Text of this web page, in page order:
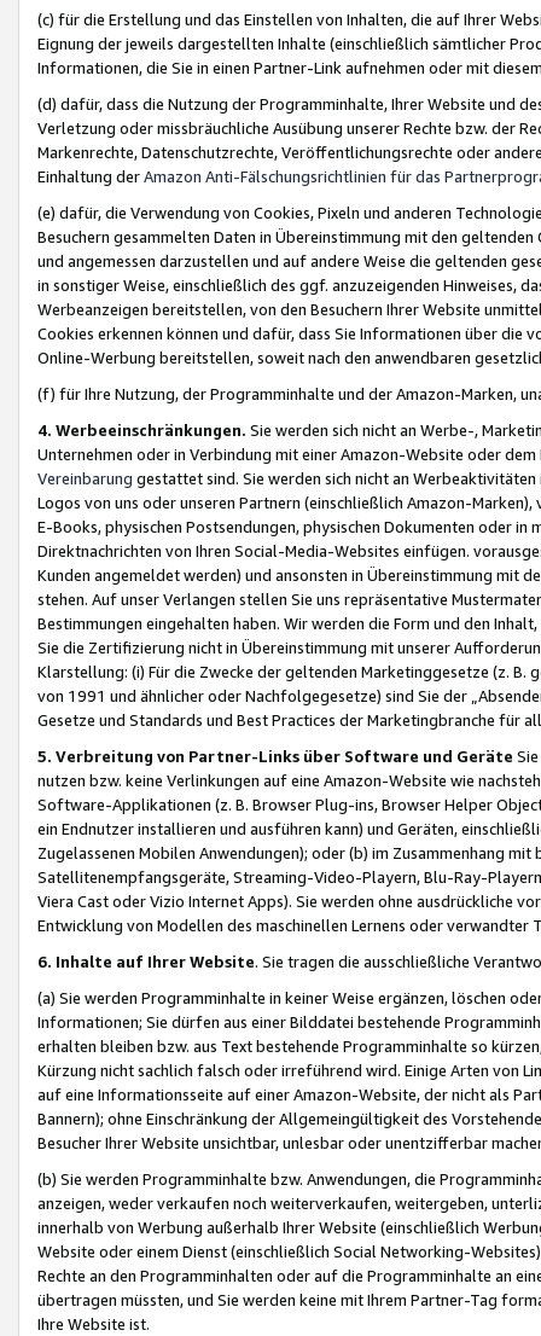
(c) für die Erstellung und das Einstellen von Inhalten, die auf Ihrer
Eignung der jeweils dargestellten Inhalte (einschließlich sämtlicher
Informationen, die Sie in einen Partner-Link aufnehmen oder mit
(d) dafür, dass die Nutzung der Programminhalte, Ihrer Website und
Verletzung oder missbräuchliche Ausübung unserer Rechte bzw. der
Markenrechte, Datenschutzrechte, Veröffentlichungsrechte oder
Einhaltung derAmazon Anti-Fälschungsrichtlinien für das
(e) dafür, die Verwendung von Cookies, Pixeln und anderen
Besuchern gesammelten Daten in Übereinstimmung mit den
und angemessen darzustellen und auf andere Weise die geltenden
in sonstiger Weise, einschließlich des ggf. anzuzeigenden Hinweises,
Werbeanzeigen bereitstellen, von den Besuchern Ihrer Website
Cookies erkennen können und dafür, dass Sie Informationen über die
Online-Werbung bereitstellen, soweit nach den anwendbaren
(f) für Ihre Nutzung, der Programminhalte und der Amazon-Marken,
4. Werbeeinschränkungen. Sie werden sich nicht an Werbe-,
Unternehmen oder in Verbindung mit einer Amazon-Website oder
Vereinbarung gestattet sind. Sie werden sich nicht an
Logos von uns oder unseren Partnern (einschließlich Amazon-
E-Books, physischen Postsendungen, physischen Dokumenten oder in
Direktnachrichten von Ihren Social-Media-Websites einfügen.
Kunden angemeldet werden) und ansonsten in Übereinstimmung mit
stehen. Auf unser Verlangen stellen Sie uns repräsentative
Bestimmungen eingehalten haben. Wir werden die Form und den
Sie die Zertifizierung nicht in Übereinstimmung mit unserer
Klarstellung: (i) Für die Zwecke der geltenden Marketinggesetze (z. B.
von 1991 und ähnlicher oder Nachfolgegesetze) sind Sie der
Gesetze und Standards und Best Practices der Marketingbranche für
5. Verbreitung von Partner-Links über Software und Geräte
nutzen bzw. keine Verlinkungen auf eine Amazon-Website wie
Software-Applikationen (z. B. Browser Plug-ins, Browser Helper
ein Endnutzer installieren und ausführen kann) und Geräten,
Zugelassenen Mobilen Anwendungen); oder (b) im Zusammenhang
Satellitenempfangsgeräte, Streaming-Video-Playern, Blu-Ray-
Viera Cast oder Vizio Internet Apps). Sie werden ohne ausdrückliche
Entwicklung von Modellen des maschinellen Lernens oder
6. Inhalte auf Ihrer Website. Sie tragen die ausschließliche
(a) Sie werden Programminhalte in keiner Weise ergänzen, löschen
Informationen; Sie dürfen aus einer Bilddatei bestehende
erhalten bleiben bzw. aus Text bestehende Programminhalte so
Kürzung nicht sachlich falsch oder irreführend wird. Einige Arten von
auf eine Informationsseite auf einer Amazon-Website, der nicht als
Bannern); ohne Einschränkung der Allgemeingültigkeit des
Besucher Ihrer Website unsichtbar, unlesbar oder unentzifferbar
(b) Sie werden Programminhalte bzw. Anwendungen, die
anzeigen, weder verkaufen noch weiterverkaufen, weitergeben,
innerhalb von Werbung außerhalb Ihrer Website (einschließlich
Website oder einem Dienst (einschließlich Social Networking-
Rechte an den Programminhalten oder auf die Programminhalte an
übertragen müssten, und Sie werden keine mit Ihrem Partner-Tag
Ihre Website ist.